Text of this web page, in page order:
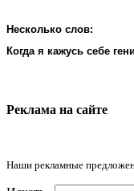
Несколько слов:
Когда я кажусь себе
Реклама на cайте
Наши рекламные